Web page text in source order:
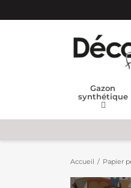
Gazon
synthétique
Accueil Papier